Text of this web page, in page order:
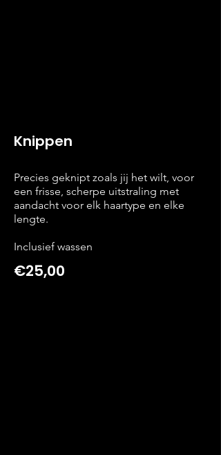
Knippen
Precies geknipt zoals jij het wilt, voor
een frisse, scherpe uitstraling met
aandacht voor elk haartype en elke
lengte.
Inclusief wassen
€25,00